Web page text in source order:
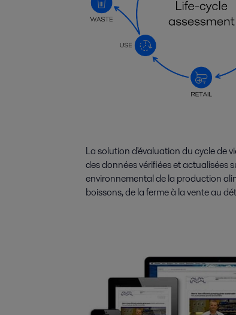
La solution d'évaluation du cycle de
des données vérifiées et actualisées
environnemental de la production
boissons, de la ferme à la vente au